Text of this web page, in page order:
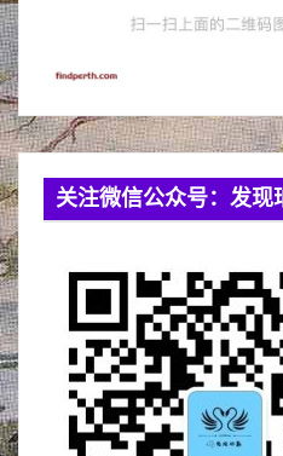
关注微信公众号：发现